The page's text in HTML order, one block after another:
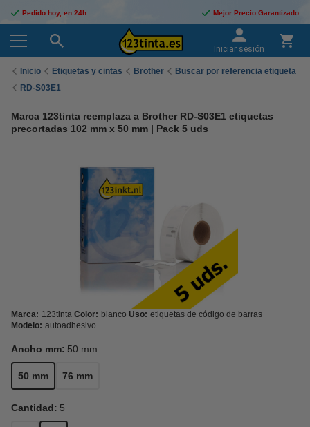
Pedido hoy, en 24h Mejor Precio Garantizado
Iniciar sesión
Inicio Etiquetas y cintas Brother
Buscar por referencia etiqueta
RD-S03E1
Marca 123tinta reemplaza a Brother RD-S03E1 etiquetas
precortadas 102 mm x 50 mm | Pack 5 uds
Marca: 123tinta Color: blanco Uso: etiquetas de código de barras
Modelo: autoadhesivo
Ancho mm: 50 mm
50 mm 76 mm
Cantidad: 5